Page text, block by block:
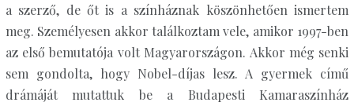
a szerző, de őt is a színháznak köszönhetően ismertem
meg. Személyesen akkor találkoztam vele, amikor 1997-ben
az első bemutatója volt Magyarországon. Akkor még senki
sem gondolta, hogy Nobel-díjas lesz. A gyermek című
drámáját mutattuk be a Budapesti Kamaraszínház